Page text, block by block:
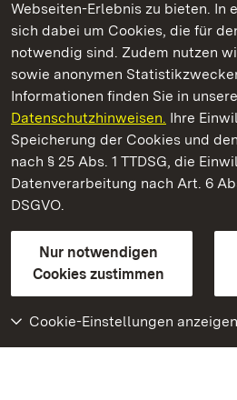
Webseiten-Erlebnis zu bieten. In
sich dabei um Cookies, die für
notwendig sind. Zudem nutzen
sowie anonymen
Informationen finden Sie in
Datenschutzhinweisen. Ihre
Speicherung der Cookies und
nach § 25 Abs. 1 TTDSG, die
Datenverarbeitung nach Art. 6
DSGVO.
Nur notwendigen
Cookies zustimmen
Cookie-Einstellungen anzeigen
Kommen. Staunen. Genießen.
Staatliche Schlösser und Gärten
Staatliche Schlösser und Gärten
Kontakt
GebärdenspracheLeichte
Erklärung zur Barrierefreiheit
BITV-konform (geprüfte Seiten)
Weiteres